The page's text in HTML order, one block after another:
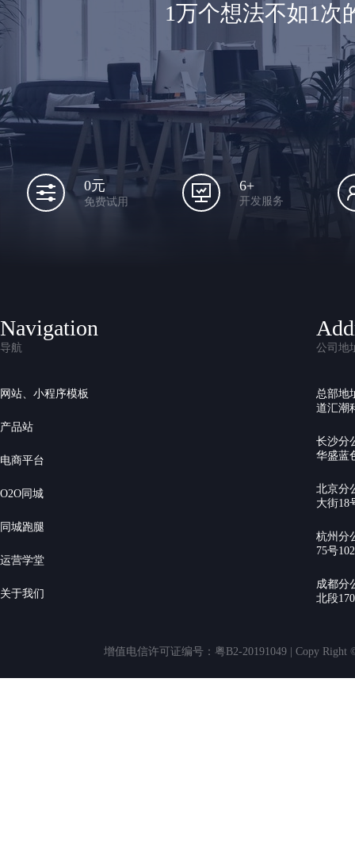
1万个想法不如1次
0元
免费试用
6+
开发服务
Navigation
导航
网站、小程序模板
产品站
电商平台
O2O同城
同城跑腿
运营学堂
关于我们
公司地
总部地
道汇潮
长沙分
华盛蓝
北京分
大街18
杭州分
75号
成都分
北段
增值电信许可证编号：粤B2-20191049 | Copy